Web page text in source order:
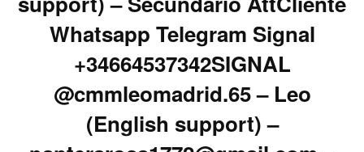
Whatsapp Telegram Signal
+34664537342SIGNAL
@cmmleomadrid.65 – Leo
(English support) –